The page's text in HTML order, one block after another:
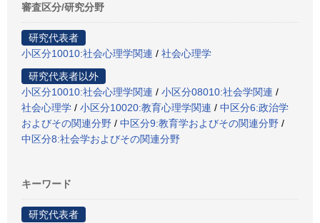
審査区分/研究分野
研究代表者
小区分10010:社会心理学関連 / 社会心理学
研究代表者以外
小区分10010:社会心理学関連 / 小区分08010:社会学関連 /
社会心理学 / 小区分10020:教育心理学関連 / 中区分6:政治学
およびその関連分野 / 中区分9:教育学およびその関連分野 /
中区分8:社会学およびその関連分野
キーワード
研究代表者